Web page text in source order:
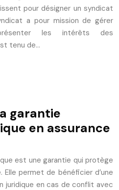
pour désigner un syndicat
a pour mission de gérer
les intérêts des
tenu de…
garantie
en assurance
est une garantie qui protège
permet de bénéficier d’une
juridique en cas de conflit avec